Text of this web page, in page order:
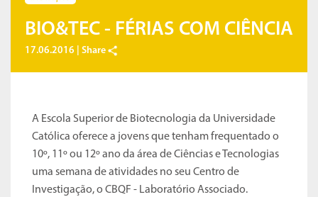
BIO&TEC - FÉRIAS COM CIÊNCIA
17.06.2016 | Share
A Escola Superior de Biotecnologia da Universidade
Católica oferece a jovens que tenham frequentado o
10º, 11º ou 12º ano da área de Ciências e Tecnologias
uma semana de atividades no seu Centro de
Investigação, o CBQF - Laboratório Associado.